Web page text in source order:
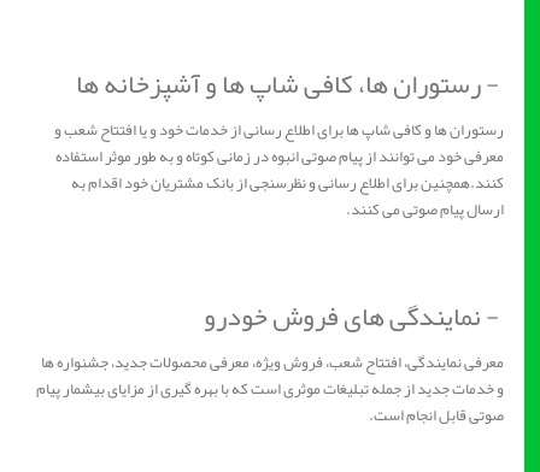
- رستوران ها، کافی شاپ ها و آشپزخانه ها
رستوران ها و کافی شاپ ها برای اطلاع رسانی از خدمات خود و یا افتتاح شعب و
معرفی خود می توانند از پیام صوتی انبوه در زمانی کوتاه و به طور موثر استفاده
کنند.همچنین برای اطلاع رسانی و نظرسنجی از بانک مشتریان خود اقدام به
ارسال پیام صوتی می کنند.
- نمایندگی های فروش خودرو
معرفی نمایندگی، افتتاح شعب، فروش ویژه، معرفی محصولات جدید، جشنواره ها
و خدمات جدید از جمله تبلیغات موثری است که با بهره گیری از مزایای بیشمار پیام
صوتی قابل انجام است.